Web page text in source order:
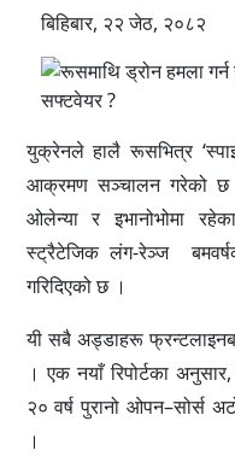
बिहिबार, २२ जेठ, २०८२
युक्रेनले हालै रूसभित्र
आक्रमण सञ्चालन गरेको छ
ओलेन्या र इभानोभोमा
स्ट्रैटेजिक लंग-रेञ्ज
गरिदिएको छ ।
यी सबै अड्डाहरू
। एक नयाँ रिपोर्टका
२० वर्ष पुरानो ओपन–सोर्स
।